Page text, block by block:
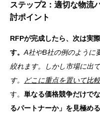
ステップ2：適切な物流
討ポイント
RFPが完成したら、次は実
す。A社やB社の例のように
絞れます。しかし市場に出
す。
どこに重点を置いて比
す。 単なる価格競争だけで
るパートナーか」を見極め